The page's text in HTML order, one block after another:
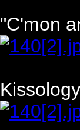
"C'mon